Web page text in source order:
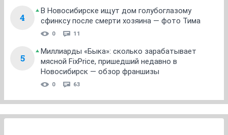
4
В Новосибирске ищут дом голубоглазому
сфинксу после смерти хозяина — фото Тима
0 11
5
Миллиарды «Быка»: сколько зарабатывает
мясной FixPrice, пришедший недавно в
Новосибирск — обзор франшизы
0 63